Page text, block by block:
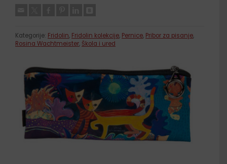
Kategorije: Fridolin, Fridolin kolekcije, Pernice, Pribor za pisanje,
Rosina Wachtmeister, Škola i ured